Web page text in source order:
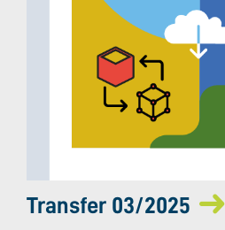
Transfer 03/2025